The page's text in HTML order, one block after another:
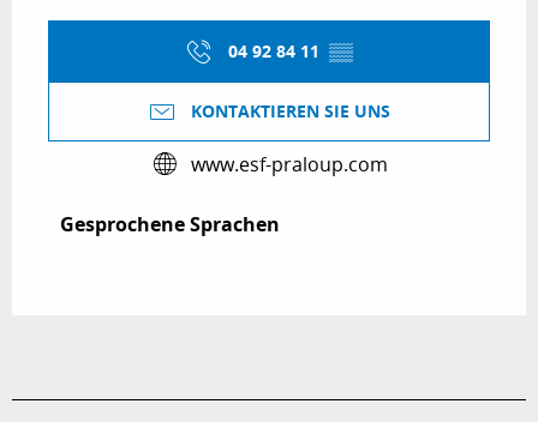
04 92 84 11 ▒▒
KONTAKTIEREN SIE UNS
www.esf-praloup.com
Gesprochene Sprachen
Gesprochene Sprachen